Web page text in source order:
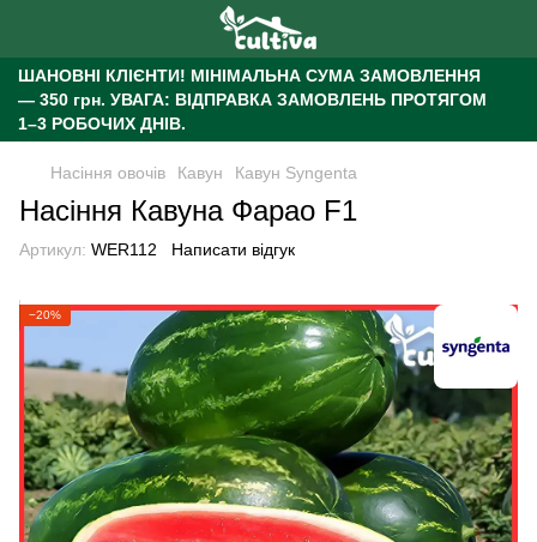
ШАНОВНІ КЛІЄНТИ! МІНІМАЛЬНА СУМА ЗАМОВЛЕННЯ
— 350 грн. УВАГА: ВІДПРАВКА ЗАМОВЛЕНЬ ПРОТЯГОМ
1–3 РОБОЧИХ ДНІВ.
Насіння овочів Кавун Кавун Syngenta
Насіння Кавуна Фарао F1
Артикул: WER112 Написати відгук
−20%